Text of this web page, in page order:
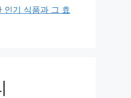
인기 식품과 그 효